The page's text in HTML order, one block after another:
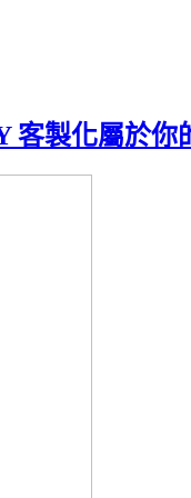
客製化屬於你